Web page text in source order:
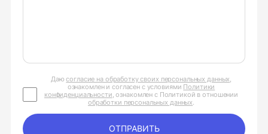
Даюсогласие на обработку своих персональных данных,
ознакомлен и согласен с условиями Политики
конфиденциальности, ознакомлен с Политикой в отношении
обработки персональных данных.
ОТПРАВИТЬ